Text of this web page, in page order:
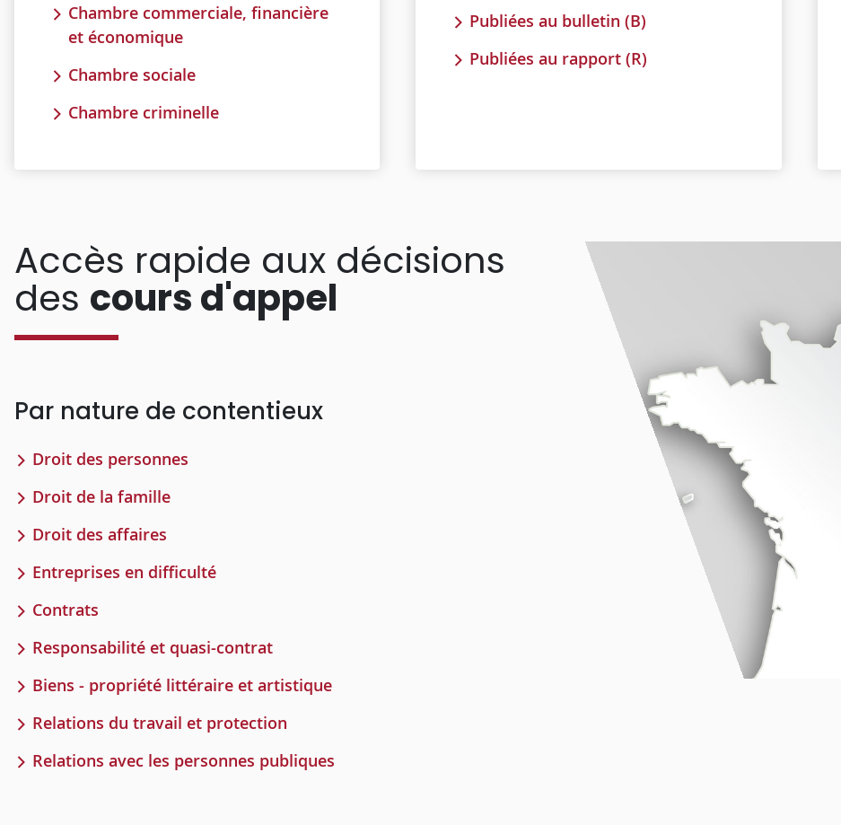
Chambre commerciale, financière
et économique
Chambre sociale
Chambre criminelle
Publiées au bulletin (B)
Publiées au rapport (R)
Accès rapide aux décisions
des cours d'appel
Par nature de contentieux
Droit des personnes
Droit de la famille
Droit des affaires
Entreprises en difficulté
Contrats
Responsabilité et quasi-contrat
Biens - propriété littéraire et artistique
Relations du travail et protection
Relations avec les personnes publiques